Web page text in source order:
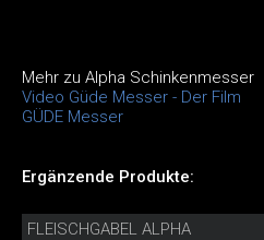
Mehr zu Alpha Schinkenmesser
Video Güde Messer - Der Film
GÜDE Messer
Ergänzende Produkte:
FLEISCHGABEL ALPHA